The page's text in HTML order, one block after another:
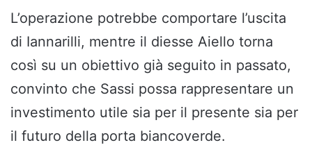
L’operazione potrebbe comportare l’uscita
di Iannarilli, mentre il diesse Aiello torna
così su un obiettivo già seguito in passato,
convinto che Sassi possa rappresentare un
investimento utile sia per il presente sia per
il futuro della porta biancoverde.